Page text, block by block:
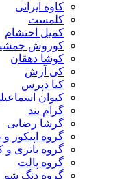
کاوه ایرانی
کلمست
کمیل احتشام
کوروش
کوشا دهقان
کی آرش
کیا دپرس
کیوان
گرام بند
گرشا رضایی
گروه اپیکور
گروه باتری و
گروه پالت
گروه دنگ شو